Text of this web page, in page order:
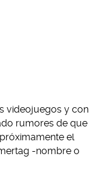
videojuegos y con
rumores de que
el
-nombre o